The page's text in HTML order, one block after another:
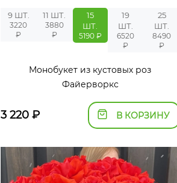
9 ШТ.
3220
₽
11 ШТ.
3880
₽
15
ШТ.
5190 ₽
19
ШТ.
6520
₽
25
ШТ.
8490
₽
Монобукет из кустовых роз
Файерворкс
3 220 ₽ В КОРЗИНУ